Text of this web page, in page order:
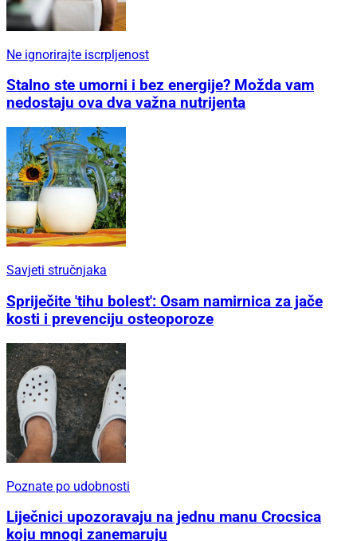
Ne ignorirajte iscrpljenost
Stalno ste umorni i bez energije? Možda vam
nedostaju ova dva važna nutrijenta
Savjeti stručnjaka
Spriječite 'tihu bolest': Osam namirnica za jače
kosti i prevenciju osteoporoze
Poznate po udobnosti
Liječnici upozoravaju na jednu manu Crocsica
koju mnogi zanemaruju